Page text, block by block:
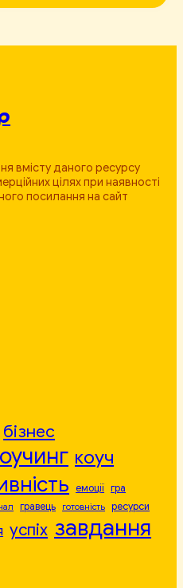
вмісту даного ресурсу
цілях при наявності
посилання на сайт
бізнес
коуч
емоції гра
гравець готовність ресурси
успіх завдання